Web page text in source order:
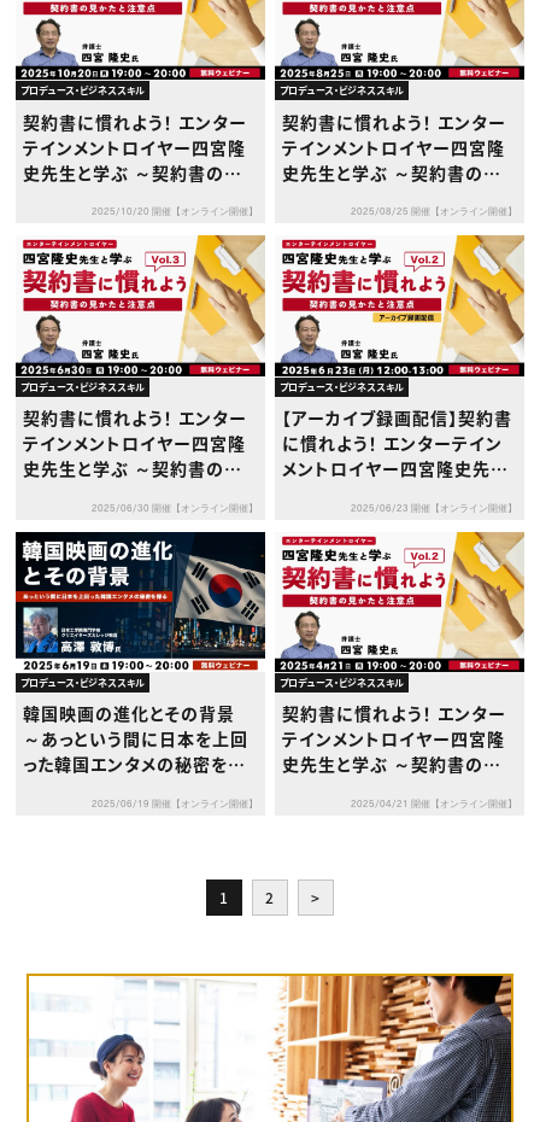
プロデュース・ビジネススキル
契約書に慣れよう！ エンター
テインメントロイヤー四宮隆
史先生と学ぶ ～契約書の見
2025/10/20 開催【オンライン開催】
プロデュース・ビジネススキル
契約書に慣れよう！ エンター
テインメントロイヤー四宮隆
史先生と学ぶ ～契約書の見
2025/08/25 開催【オンライン開催】
プロデュース・ビジネススキル
契約書に慣れよう！ エンター
テインメントロイヤー四宮隆
史先生と学ぶ ～契約書の見
2025/06/30 開催【オンライン開催】
プロデュース・ビジネススキル
【アーカイブ録画配信】契約書
に慣れよう！ エンターテイン
メントロイヤー四宮隆史先生
意点～Vol.22025/06/23 開催【オンライン開催】
プロデュース・ビジネススキル
韓国映画の進化とその背景
～あっという間に日本を上回
った韓国エンタメの秘密を探
2025/06/19 開催【オンライン開催】
プロデュース・ビジネススキル
契約書に慣れよう！ エンター
テインメントロイヤー四宮隆
史先生と学ぶ ～契約書の見
2025/04/21 開催【オンライン開催】
1 2 >